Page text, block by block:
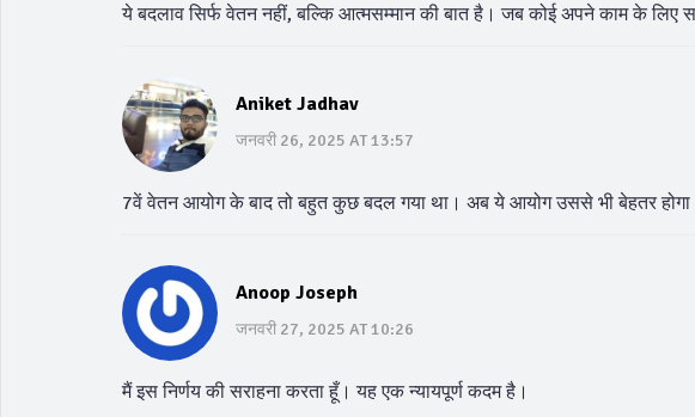
ये बदलाव सिर्फ वेतन नहीं, बल्कि आत्मसम्मान की बात है। जब कोई अपने काम के लिए
Aniket Jadhav
जनवरी 26, 2025 AT 13:57
7वें वेतन आयोग के बाद तो बहुत कुछ बदल गया था। अब ये आयोग उससे भी बेहतर
Anoop Joseph
जनवरी 27, 2025 AT 10:26
मैं इस निर्णय की सराहना करता हूँ। यह एक न्यायपूर्ण कदम है।